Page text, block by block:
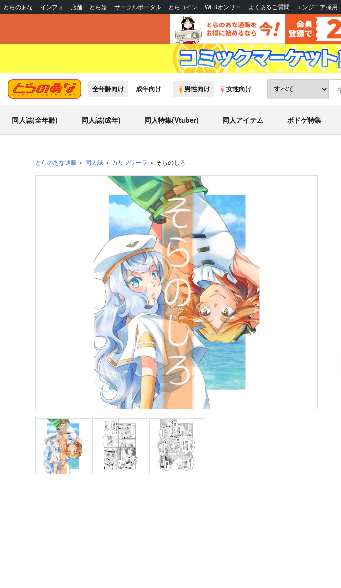
とらのあな インフォ 店舗 とら婚 サークルポータル とらコイン WEBオンリー よくあるご質問 エンジニア採用
全年齢向け 成年向け 男性向け 女性向け
同人誌(全年齢) 同人誌(成年) 同人特集(Vtuber) 同人アイテム ボドゲ特集
とらのあな通販 同人誌 カリフワーラ そらのしろ